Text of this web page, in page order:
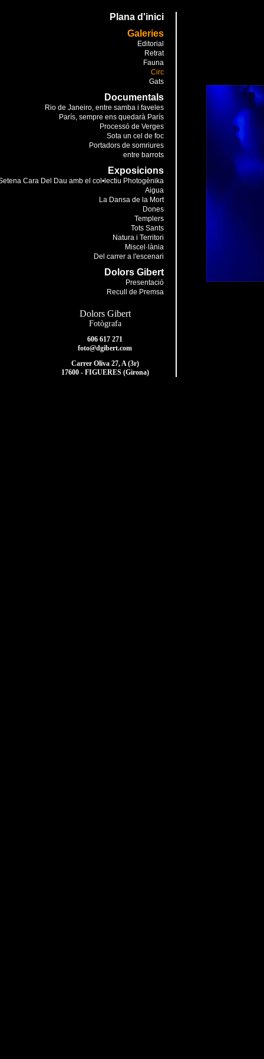
Plana d'inici
Galeries
Editorial
Retrat
Fauna
Circ
Gats
Documentals
Rio de Janeiro, entre samba i faveles
París, sempre ens quedarà París
Processó de Verges
Sota un cel de foc
Portadors de somriures
entre barrots
Exposicions
Cara Del Dau amb el col•lectiu Photogènika
Aigua
La Dansa de la Mort
Dones
Templers
Tots Sants
Natura i Territori
Miscel·lània
Del carrer a l'escenari
Dolors Gibert
Presentació
Recull de Premsa
Dolors Gibert
Fotògrafa
606 617 271
foto@dgibert.com
Carrer Oliva 27, A (3r)
17600 - FIGUERES (Girona)